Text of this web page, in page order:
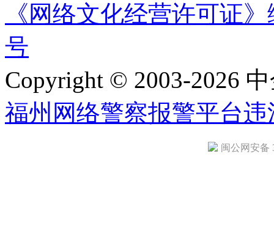
《网络文化经营许可证
号
Copyright © 2003-2026
福州网络警察报警平台违
闽公网安备